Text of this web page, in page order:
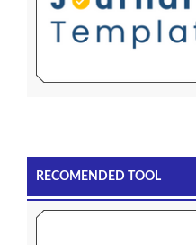
RECOMENDED TOOL